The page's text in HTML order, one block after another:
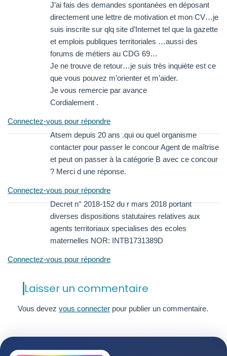
J’ai fais des demandes spontanées en déposant
directement une lettre de motivation et mon CV…je
suis inscrite sur qlq site d’Internet tel que la gazette
et emplois publiques territoriales …aussi des
forums de métiers au CDG 69…
Je ne trouve de retour…je suis très inquiète est ce
que vous pouvez m’orienter et m’aider.
Je vous remercie par avance
Cordialement .
Connectez-vous pour répondre
Atsem depuis 20 ans .qui ou quel organisme
contacter pour passer le concour Agent de maîtrise
et peut on passer à la catégorie B avec ce concour
? Merci d une réponse.
Connectez-vous pour répondre
Decret n° 2018-152 du r mars 2018 portant
diverses dispositions statutaires relatives aux
agents territoriaux specialises des ecoles
maternelles NOR: INTB1731389D
Connectez-vous pour répondre
Laisser un commentaire
Vous devez vous connecter pour publier un commentaire.